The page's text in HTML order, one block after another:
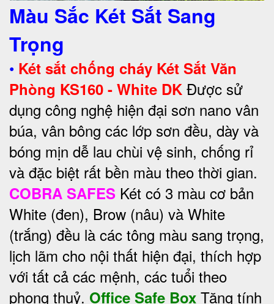
Màu Sắc Két Sắt Sang
Trọng
• Két sắt chống cháy Két Sắt Văn
Phòng KS160 - White DK Được sử
dụng công nghệ hiện đại sơn nano vân
búa, vân bông các lớp sơn đều, dày và
bóng mịn dễ lau chùi vệ sinh, chống rỉ
và đặc biệt rất bền màu theo thời gian.
COBRA SAFES Két có 3 màu cơ bản
White (đen), Brow (nâu) và White
(trắng) đều là các tông màu sang trọng,
lịch lãm cho nội thất hiện đại, thích hợp
với tất cả các mệnh, các tuổi theo
phong thuỷ. Office Safe Box Tăng tính